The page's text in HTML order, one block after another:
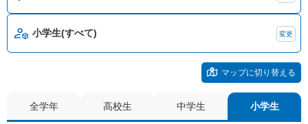
小学生(すべて) 変更
マップに切り替える
全学年 高校生 中学生 小学生